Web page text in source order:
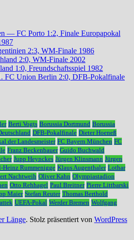
— FC Porto 1:2, Finale Europapokal
2:3, WM-Finale 1986
2:0, WM-Finale 2002
1:0, Freundschaftsspiel 1982
FC Union Berlin 2:0, DFB-Pokalfinale
Berti Vogts Borussia Dortmund Borussia
DFB-Pokalfinale Dieter Hoeneß
der Landesmeister FC Bayern München FC
Franz Beckenbauer Guido Buchwald
Jupp Heynckes Jürgen Klinsmann Jürgen
Heinz Rummenigge Klaus Augenthaler Lothar
Nachtweih Oliver Kahn Olympiastadion
Otto Rehhagel Paul Breitner Pierre Littbarski
Maier Stefan Reuter Thomas Berthold
UEFA-Pokal Werder Bremen Wolfgang
Länge. Stolz präsentiert von WordPress